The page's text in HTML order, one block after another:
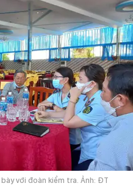
với đoàn kiểm tra. Ảnh: ĐT